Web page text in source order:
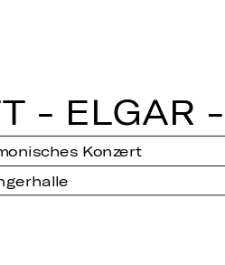
- ELGAR
Konzert